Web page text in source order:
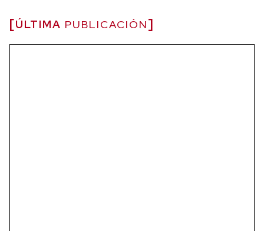
ÚLTIMA PUBLICACIÓN